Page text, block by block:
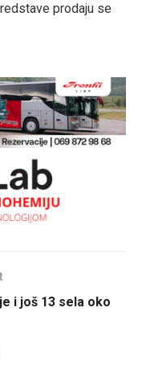
prodaju se
i još 13 sela oko